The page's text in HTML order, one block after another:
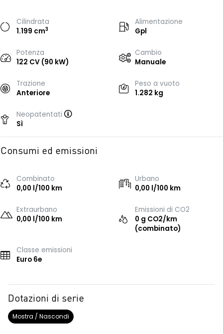
Cilindrata
1.199 cm3
Alimentazione
Gpl
Potenza
122 CV (90 kW)
Cambio
Manuale
Trazione
Anteriore
Peso a vuoto
1.282 kg
Neopatentati
Sì
Consumi ed emissioni
Combinato
0,00 l/100 km
Urbano
0,00 l/100 km
Extraurbano
0,00 l/100 km
Emissioni di CO2
0 g CO2/km
(combinato)
Classe emissioni
Euro 6e
Dotazioni di serie
Mostra / Nascondi